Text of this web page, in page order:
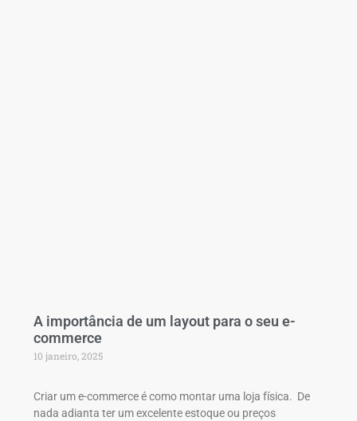
A importância de um layout para o seu e-
commerce
10 janeiro, 2025
Criar um e-commerce é como montar uma loja física. De
nada adianta ter um excelente estoque ou preços